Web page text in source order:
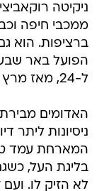
ניקיטה
ממכבי חיפה
ברציפות. הוא
הפועל באר
ל-24, מאז מרץ 2012!
ניסיונות ליתר
המארחת עמד
בליגת העל,
לא הזיק לו.